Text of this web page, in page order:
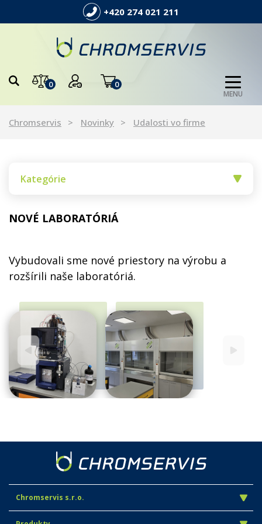
+420 274 021 211
0 0
MENU
Chromservis Novinky Udalosti vo firme
Kategórie
NOVÉ LABORATÓRIÁ
Vybudovali sme nové priestory na výrobu a
rozšírili naše laboratóriá.
Chromservis s.r.o.